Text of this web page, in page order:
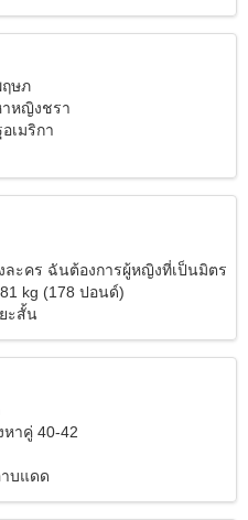
ฤษภ
าหญิงชรา
เมริกา
ละคร ฉันต้องการผู้หญิงที่เป็นมิตร
kg (178 ปอนด์)
ะสั้น
าคู่ 40-42
บแดด